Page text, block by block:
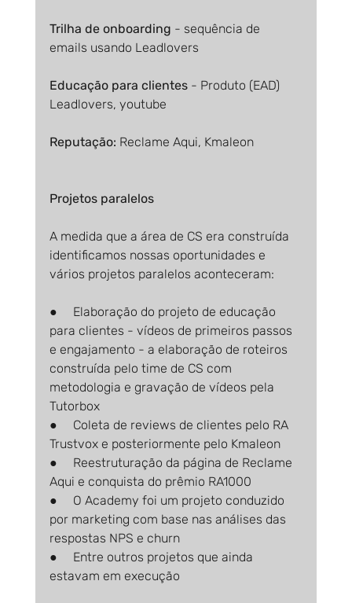
Trilha de onboarding - sequência de
emails usando Leadlovers
Educação para clientes - Produto (EAD)
Leadlovers, youtube
Reputação: Reclame Aqui, Kmaleon
Projetos paralelos
A medida que a área de CS era construída
identificamos nossas oportunidades e
vários projetos paralelos aconteceram:
●     Elaboração do projeto de educação
para clientes - vídeos de primeiros passos
e engajamento - a elaboração de roteiros
construída pelo time de CS com
metodologia e gravação de vídeos pela
Tutorbox
●     Coleta de reviews de clientes pelo RA
Trustvox e posteriormente pelo Kmaleon
●     Reestruturação da página de Reclame
Aqui e conquista do prêmio RA1000
●     O Academy foi um projeto conduzido
por marketing com base nas análises das
respostas NPS e churn
●     Entre outros projetos que ainda
estavam em execução